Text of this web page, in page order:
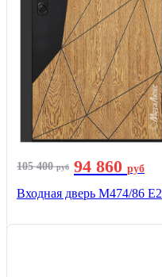
105 400руб 94 860 руб
Входная дверь М474/86 Е2